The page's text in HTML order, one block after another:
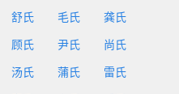
舒氏 毛氏 龚氏
顾氏 尹氏 尚氏
汤氏 蒲氏 雷氏